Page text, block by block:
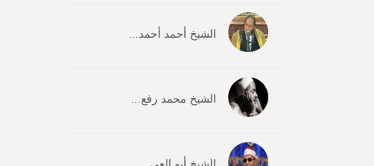
الشیخ أحمد أحمد...
الشیخ محمد رفع...